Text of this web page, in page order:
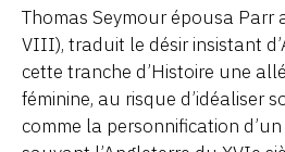
Thomas Seymour épousa Parr
VIII), traduit le désir insistant
cette tranche d’Histoire une
féminine, au risque d’idéaliser
comme la personnification